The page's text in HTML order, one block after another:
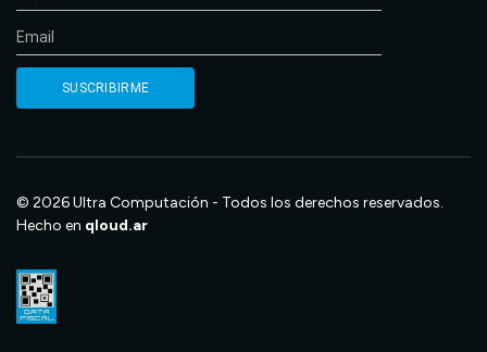
© 2026 Ultra Computación - Todos los derechos reservados.
Hecho en qloud.ar